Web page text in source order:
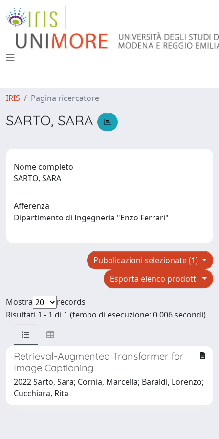
IRIS Pagina ricercatore
SARTO, SARA
Nome completo
SARTO, SARA
Afferenza
Dipartimento di Ingegneria "Enzo Ferrari"
Pubblicazioni selezionate (1)
Esporta elenco prodotti
Mostra
records
Risultati 1 - 1 di 1 (tempo di esecuzione: 0.006 secondi).
Retrieval-Augmented Transformer for
Image Captioning
2022 Sarto, Sara; Cornia, Marcella; Baraldi, Lorenzo;
Cucchiara, Rita